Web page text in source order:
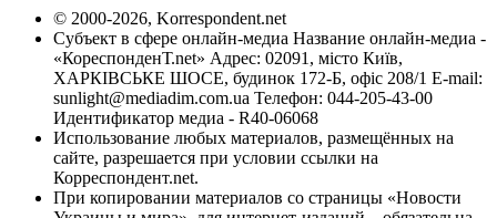
© 2000-2026, Korrespondent.net
Субъект в сфере онлайн-медиа Название онлайн-медиа -
«КореспонденТ.net» Адрес: 02091, місто Київ,
ХАРКІВСЬКЕ ШОСЕ, будинок 172-Б, офіс 208/1 E-mail:
sunlight@mediadim.com.ua Телефон: 044-205-43-00
Идентификатор медиа - R40-06068
Использование любых материалов, размещённых на
сайте, разрешается при условии ссылки на
Корреспондент.net.
При копировании материалов со страницы «Новости